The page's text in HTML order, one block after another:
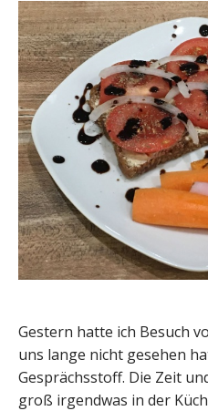
Gestern hatte ich Besuch
uns lange nicht gesehen
Gesprächsstoff. Die Zeit
groß irgendwas in der